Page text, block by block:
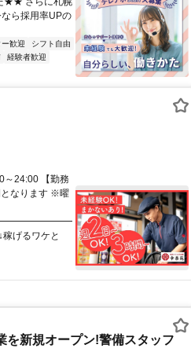
ら採用率UPの
歓迎
シフト自由
経験者歓迎
～24:00 【勤務
となります ※曜
げるワケと
を新規オープン!警備スタッフ